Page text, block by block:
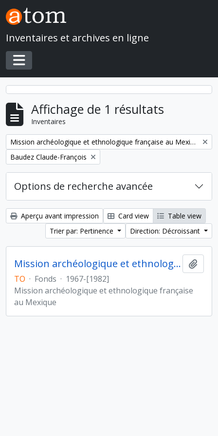
Skip to main content
Inventaires et archives en ligne
Toggle navigation
Affichage de 1 résultats
Inventaires
Remove filter:
Mission archéologique et ethnologique française au Mexique
Remove filter:
Baudez Claude-François
Options de recherche avancée
Aperçu avant impression Card view
Table view
Trier par: Pertinence
Direction: Décroissant
Mission archéologique et ethnologique française au Mexique
TO · Fonds · 1967-[1982]
Mission archéologique et ethnologique française
au Mexique